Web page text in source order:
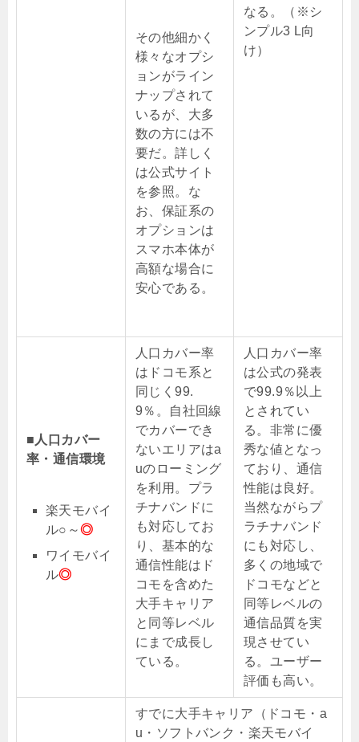
その他細かく
様々なオプシ
ョンがライン
ナップされて
いるが、大多
数の方には不
要だ。詳しく
は公式サイト
を参照。な
お、保証系の
オプションは
スマホ本体が
高額な場合に
安心である。
なる。
（※シ
ンプル3 L向
け）
■人口カバー
率・通信環境
楽天モバイ
ル○～◎
ワイモバイ
ル◎
人口カバー率
はドコモ系と
同じく99.
9％。自社回線
でカバーでき
ないエリアはa
uのローミング
を利用。プラ
チナバンドに
も対応してお
り、基本的な
通信性能はド
コモを含めた
大手キャリア
と同等レベル
にまで成長し
ている。
人口カバー率
は公式の発表
で99.9％以上
とされてい
る。非常に優
秀な値となっ
ており、通信
性能は良好。
当然ながらプ
ラチナバンド
にも対応し、
多くの地域で
ドコモなどと
同等レベルの
通信品質を実
現させてい
る。ユーザー
評価も高い。
すでに大手キャリア（ドコモ・a
u・ソフトバンク・楽天モバイ